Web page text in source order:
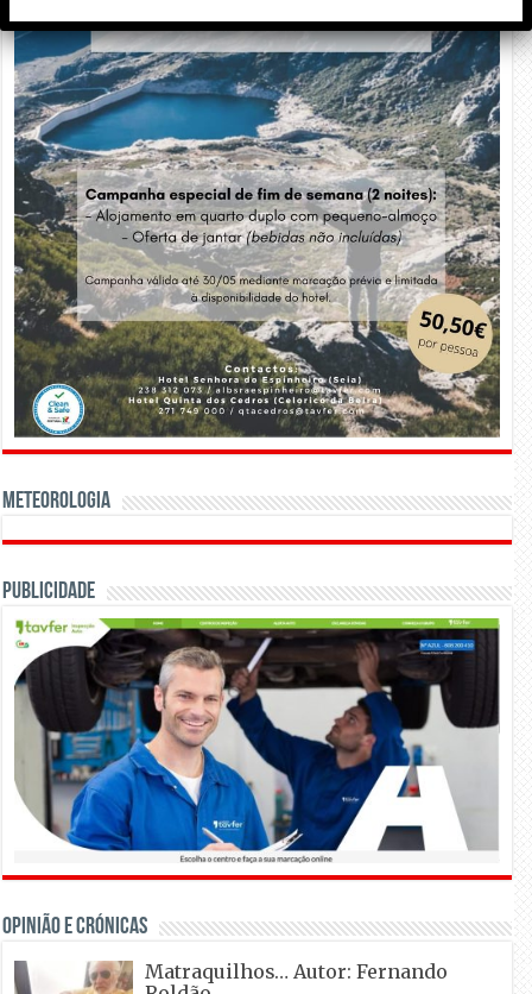
Meteorologia
Publicidade
OPINIÃO E CRÓNICAS
Matraquilhos… Autor: Fernando